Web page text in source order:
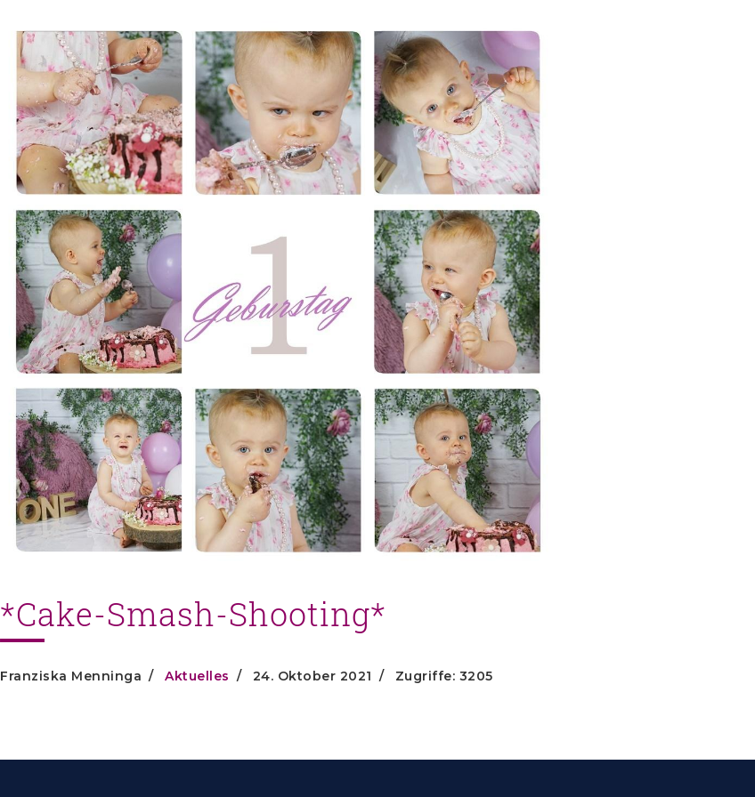
*Cake-Smash-Shooting*
Franziska Menninga Aktuelles 24. Oktober 2021 Zugriffe: 3205